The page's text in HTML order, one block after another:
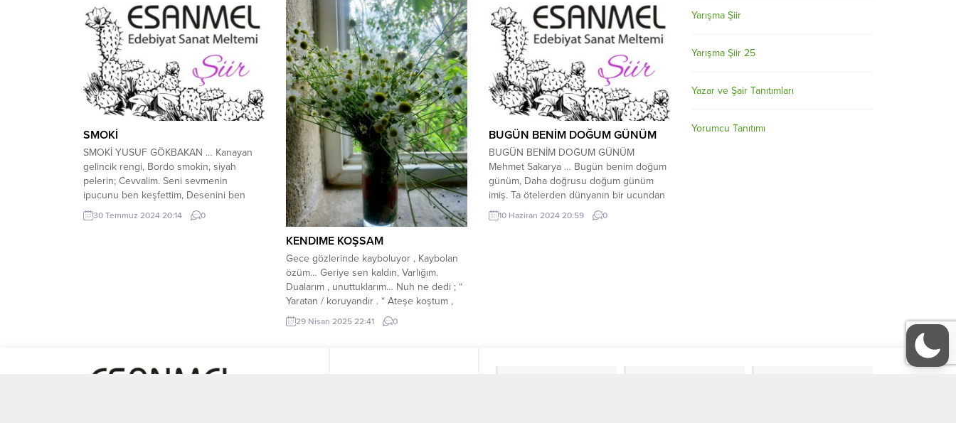
edeyim Gözlerin doğarken gecenin
ufkunda Cansız tenim...
SMOKİ
SMOKİ YUSUF GÖKBAKAN … Kanayan
gelincik rengi, Bordo smokin, siyah
pelerin; Cevvalim. Seni sevmenin
ipucunu ben keşfettim, Desenini ben
keşfettim ruhunun. Malumun ilanı ,
harikalığın. Harika ağlayışlar çoğaltıyorum
30 Temmuz 2024 20:14 0
KENDIME KOŞSAM
Gece gözlerinde kayboluyor , Kaybolan
özüm… Geriye sen kaldın, Varlığım.
Dualarım , unuttuklarım… Nuh ne dedi ; “
Yaratan / koruyandır . “ Ateşe koştum ,
yalın ayak … Ölümü kucaklarken , gün
doğumu, Kılıcımdaki kanı, şarap gibi içtim.
Şarabı / kanı sende içtim gün...
29 Nisan 2025 22:41 0
BUGÜN BENİM DOĞUM GÜNÜM
BUGÜN BENİM DOĞUM GÜNÜM
Mehmet Sakarya … Bugün benim doğum
günüm, Daha doğrusu doğum günüm
imiş. Ta ötelerden dünyanın bir ucundan
Çok sevdiğim birisi bir dost, Gecenin geç
saatinde hatırlattı, Ve bütün içtenliği ile
10 Haziran 2024 20:59 0
Yarışma Şiir
Yarışma Şiir 25
Yazar ve Şair Tanıtımları
Yorumcu Tanıtımı